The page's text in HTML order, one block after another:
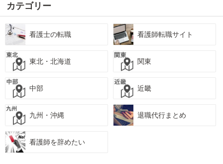
カテゴリー
看護士の転職 看護師転職サイト
東北・北海道 関東
中部 近畿
九州・沖縄 退職代行まとめ
看護師を辞めたい